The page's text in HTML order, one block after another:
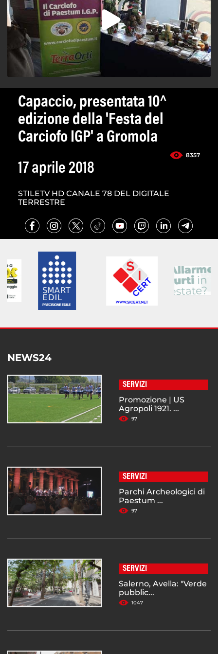
Capaccio, presentata 10^
edizione della 'Festa del
Carciofo IGP' a Gromola
8357
17 aprile 2018
STILETV HD CANALE 78 DEL DIGITALE
TERRESTRE
NEWS24
SERVIZI
Promozione | US
Agropoli 1921. ...
97
SERVIZI
Parchi Archeologici di
Paestum ...
97
SERVIZI
Salerno, Avella: "Verde
pubblic...
1047